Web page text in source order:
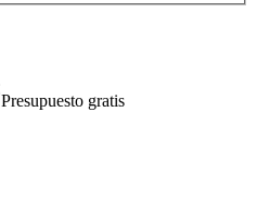
Presupuesto gratis